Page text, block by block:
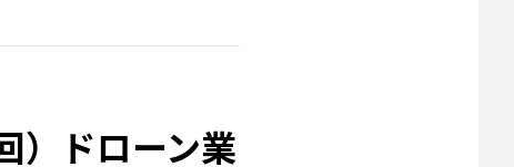
）ドローン業